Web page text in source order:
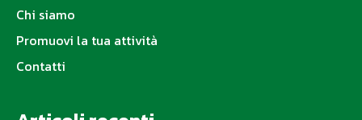
Chi siamo
Promuovi la tua attività
Contatti